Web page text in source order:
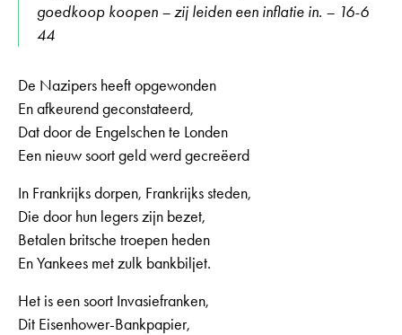
goedkoop koopen – zij leiden een inflatie in. – 16-6
44
De Nazipers heeft opgewonden
En afkeurend geconstateerd,
Dat door de Engelschen te Londen
Een nieuw soort geld werd gecreëerd
In Frankrijks dorpen, Frankrijks steden,
Die door hun legers zijn bezet,
Betalen britsche troepen heden
En Yankees met zulk bankbiljet.
Het is een soort Invasiefranken,
Dit Eisenhower-Bankpapier,